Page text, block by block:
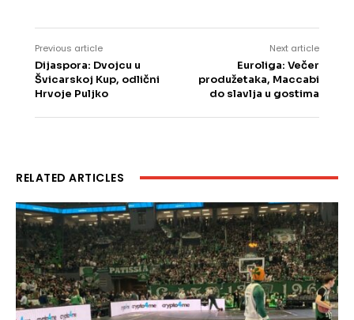
Previous article
Dijaspora: Dvojcu u
Švicarskoj Kup, odlični
Hrvoje Puljko
Next article
Euroliga: Večer
produžetaka, Maccabi
do slavlja u gostima
RELATED ARTICLES